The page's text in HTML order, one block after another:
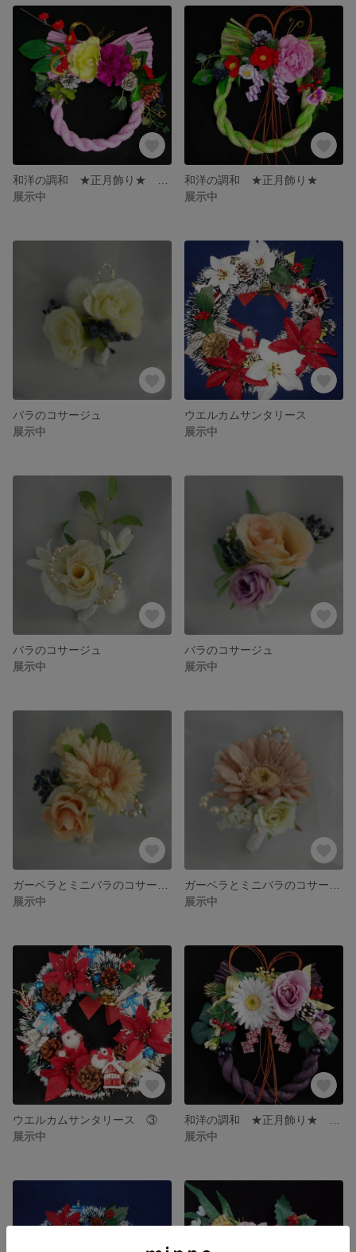
展示中
和洋の調和 ★正月飾り★
展示中
バラのコサージュ
展示中
ウエルカムサンタリース
展示中
バラのコサージュ
展示中
バラのコサージュ
展示中
展示中
展示中
ウエルカムサンタリース ③
展示中
展示中